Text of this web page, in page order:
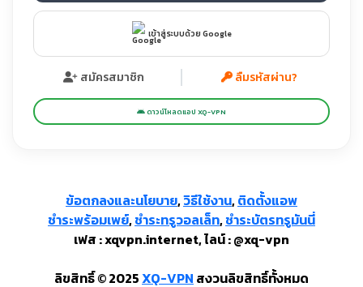
เข้าสู่ระบบด้วย Google
สมัครสมาชิก ลืมรหัสผ่าน?
ดาวน์โหลดแอป XQ-VPN
ข้อตกลงและนโยบาย,วิธีใช้งาน,ติดตั้งแอพ
ชำระพร้อมเพย์,ชำระทรูวอลเล็ท,ชำระบัตรทรูมันนี่
เฟส : xqvpn.internet, ไลน์ : @xq-vpn
ลิขสิทธิ์ © 2025XQ-VPN สงวน​ลิขสิทธิ์ทั้งหมด